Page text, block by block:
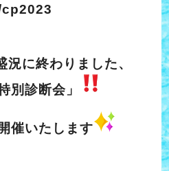
況に終わりました、
別診断会」
催いたします